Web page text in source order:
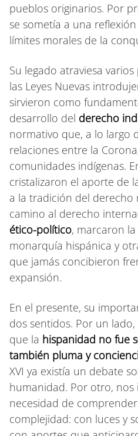
pueblos originarios. Por
se sometía a una
límites morales de la
Su legado atraviesa varios
las Leyes Nuevas
sirvieron como
desarrollo del derecho
normativo que, a lo largo
relaciones entre la
comunidades indígenas.
cristalizaron el aporte de
a la tradición del derecho
camino al derecho
ético-político, marcaron
monarquía hispánica y
que jamás concibieron
expansión.
En el presente, su
dos sentidos. Por un
que la hispanidad no fue
también pluma y
XVI ya existía un debate
humanidad. Por otro, nos
necesidad de
complejidad: con luces y